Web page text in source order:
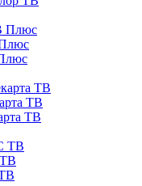
Плюс
ТВ
ТВ
ТВ
ТВ